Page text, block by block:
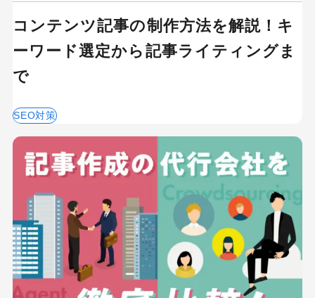
コンテンツ記事の制作方法を解説！キ
ーワード選定から記事ライティングま
で
SEO対策